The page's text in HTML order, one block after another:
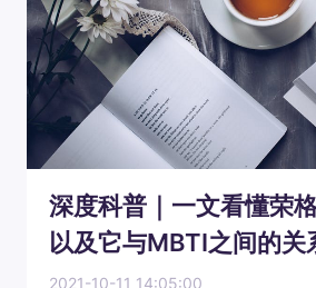
深度科普｜一文看懂荣
以及它与MBTI之间的关
2021-10-11 14:05:00